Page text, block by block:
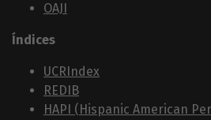
OAJI
Índices
UCRIndex
REDIB
HAPI (Hispanic American